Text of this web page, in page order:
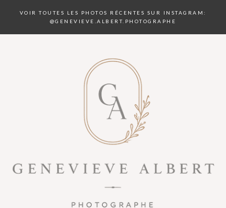
VOIR TOUTES LES PHOTOS RÉCENTES SUR INSTAGRAM:
@GENEVIEVE.ALBERT.PHOTOGRAPHE